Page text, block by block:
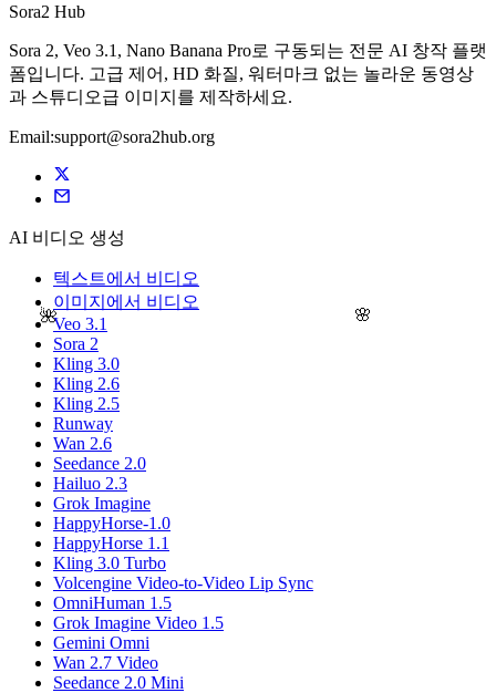
🌺 🌸
Sora2 Hub
Sora 2, Veo 3.1, Nano Banana Pro로 구동되는 전문 AI 창작 플랫
폼입니다. 고급 제어, HD 화질, 워터마크 없는 놀라운 동영상
과 스튜디오급 이미지를 제작하세요.
Email:support@sora2hub.org
AI 비디오 생성
텍스트에서 비디오
이미지에서 비디오
Veo 3.1
Sora 2
Kling 3.0
Kling 2.6
Kling 2.5
Runway
Wan 2.6
Seedance 2.0
Hailuo 2.3
Grok Imagine
HappyHorse-1.0
HappyHorse 1.1
Kling 3.0 Turbo
Volcengine Video-to-Video Lip Sync
OmniHuman 1.5
Grok Imagine Video 1.5
Gemini Omni
Wan 2.7 Video
Seedance 2.0 Mini